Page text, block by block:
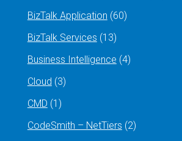
BizTalk Application (60)
BizTalk Services (13)
Business Intelligence (4)
Cloud (3)
CMD (1)
CodeSmith – NetTiers (2)